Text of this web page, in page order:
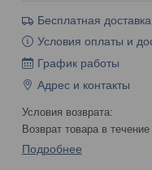
Бесплатная доставка
Условия оплаты и
График работы
Адрес и контакты
возврат товара в
Подробнее